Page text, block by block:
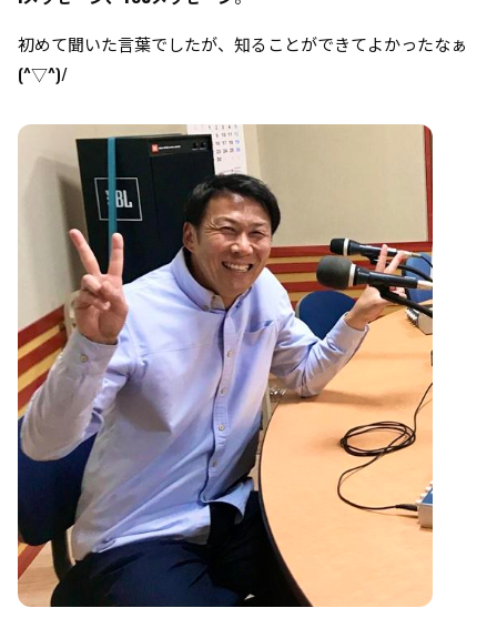
初めて聞いた言葉でしたが、知ることができてよかったなぁ
(^▽^)/